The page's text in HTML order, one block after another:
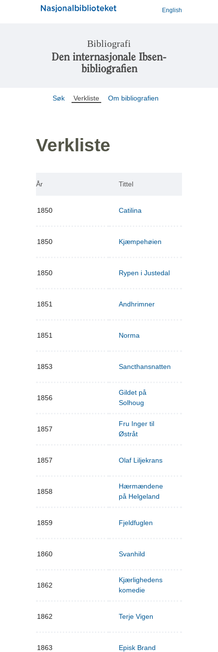
English
Bibliografi
Den internasjonale Ibsen-
bibliografien
Søk Verkliste Om bibliografien
Verkliste
År Tittel
1850 Catilina
1850 Kjæmpehøien
1850 Rypen i Justedal
1851 Andhrimner
1851 Norma
1853 Sancthansnatten
1856
Gildet på
Solhoug
1857
Fru Inger til
Østråt
1857 Olaf Liljekrans
1858
Hærmændene
på Helgeland
1859 Fjeldfuglen
1860 Svanhild
1862
Kjærlighedens
komedie
1862 Terje Vigen
1863 Episk Brand